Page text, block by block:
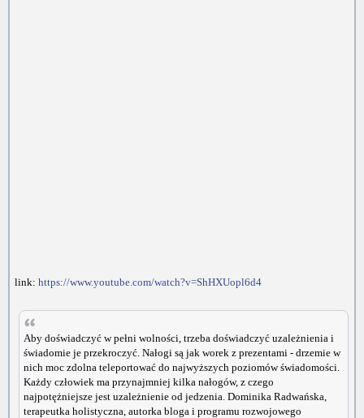
link: https://www.youtube.com/watch?v=ShHXUopl6d4
Aby doświadczyć w pełni wolności, trzeba doświadczyć uzależnienia i
świadomie je przekroczyć. Nałogi są jak worek z prezentami - drzemie w
nich moc zdolna teleportować do najwyższych poziomów świadomości.
Każdy człowiek ma przynajmniej kilka nałogów, z czego
najpotężniejsze jest uzależnienie od jedzenia. Dominika Radwańska,
terapeutka holistyczna, autorka bloga i programu rozwojowego